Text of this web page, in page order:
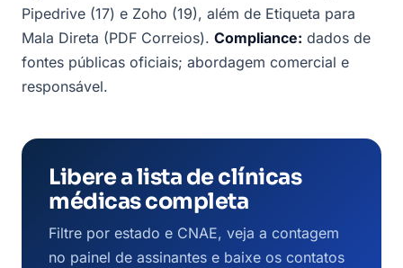
Pipedrive (17) e Zoho (19), além de Etiqueta para
Mala Direta (PDF Correios). Compliance: dados de
fontes públicas oficiais; abordagem comercial e
responsável.
Libere a lista de clínicas
médicas completa
Filtre por estado e CNAE, veja a contagem
no painel de assinantes e baixe os contatos